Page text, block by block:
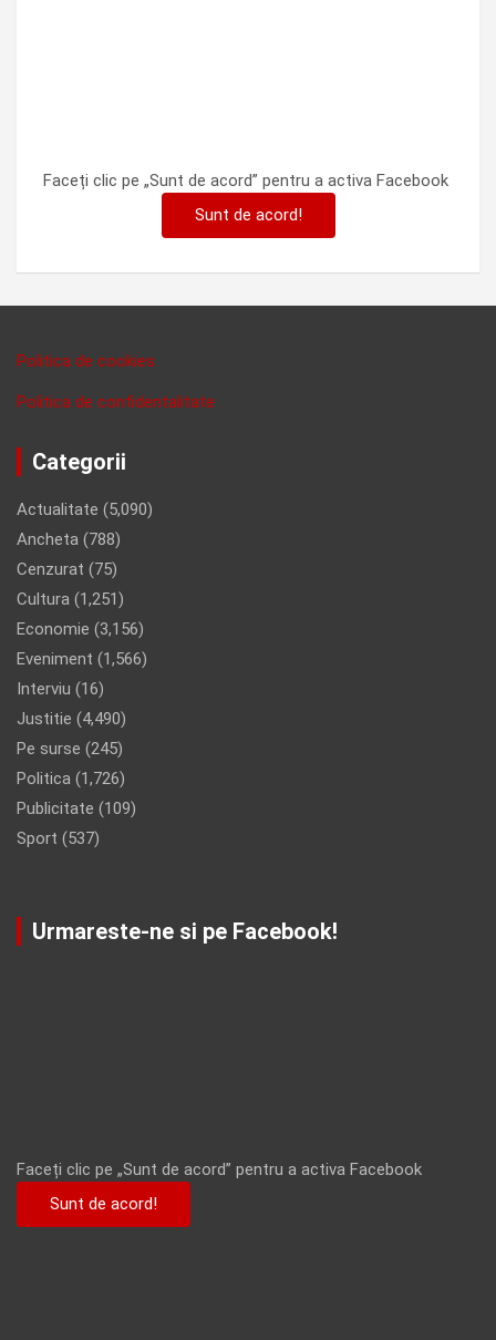
Faceți clic pe „Sunt de acord” pentru a activa Facebook
Sunt de acord!
Politica de cookies
Politica de confidentalitate
Categorii
Actualitate (5,090)
Ancheta (788)
Cenzurat (75)
Cultura (1,251)
Economie (3,156)
Eveniment (1,566)
Interviu (16)
Justitie (4,490)
Pe surse (245)
Politica (1,726)
Publicitate (109)
Sport (537)
Urmareste-ne si pe Facebook!
Faceți clic pe „Sunt de acord” pentru a activa Facebook
Sunt de acord!